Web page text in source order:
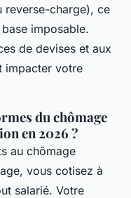
reverse-charge), ce
imposable.
de devises et aux
impacter votre
du chômage
en 2026 ?
au chômage
vous cotisez à
salarié. Votre